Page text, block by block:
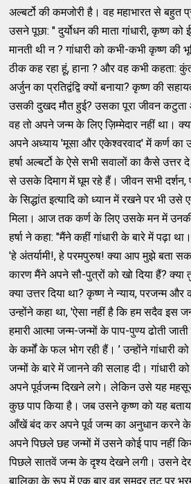
अल्बर्टो की कमजोरी है। वह महाभारत से बहुत
उसने पूछा: " दुर्योधन की माता गांधारी, कृष्ण को
मानती थी न ? गांधारी को कभी-कभी कृष्ण की
ठीक कह रहा हूं, हाना ? और वह कभी कहता:
अर्जुन का प्रतिद्वंद्वि क्यों बनाया? कृष्ण की
उसकी दुखद मौत हुई? उसका पूरा जीवन कटुता
वह तो अपने जन्म के लिए ज़िम्मेदार नहीं था।
अपने अध्याय 'मूसा और एकेश्वरवाद' में कर्ण का
हर्षा अल्बर्टो के ऐसे सभी सवालों का कैसे उत्तर
से उसके दिमाग में घूम रहे हैं। जीवन सभी दर्शन,
के सिद्धांत इत्यादि को ध्यान में रखने पर भी उसे
मिला। आज तक कर्ण के लिए उसके मन में उनकी
हर्षा ने कहा: "मैंने कहीं गांधारी के बारे में पढ़ा
'हे अंतर्यामी!, हे परमपुरुष! क्या आप मुझे बता
कारण मैंने अपने सौ-पुत्रों को खो दिया हैं? क्या
क्या उत्तर दिया था? कृष्ण ने न्याय, परजन्म
उन्होंने कहा था, 'ऐसा नहीं है कि हम सदैव इस
हमारी आत्मा जन्म-जन्मों के पाप-पुण्य ढोती
के कर्मों के फल भोग रही हैं। ’ उन्होंने गांधारी
जन्मों के बारे में जानने की सलाह दी। गांधारी
अपने पूर्वजन्म दिखने लगे। लेकिन उसे यह
कुछ पाप किया है। जब उसने कृष्ण को यह
आँखें बंद कर अपने पूर्व जन्म का अनुधान करने
अपने पिछले छह जन्मों में उसने कोई पाप नहीं
पिछले सातवें जन्म के दृश्य देखने लगी। उसने
बालिका के रूप में एक बार वह समुद्र तट पर